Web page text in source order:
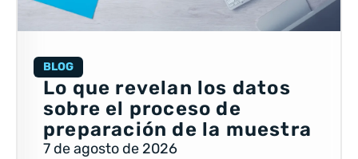
BLOG
Lo que revelan los datos
sobre el proceso de
preparación de la muestra
7 de agosto de 2026